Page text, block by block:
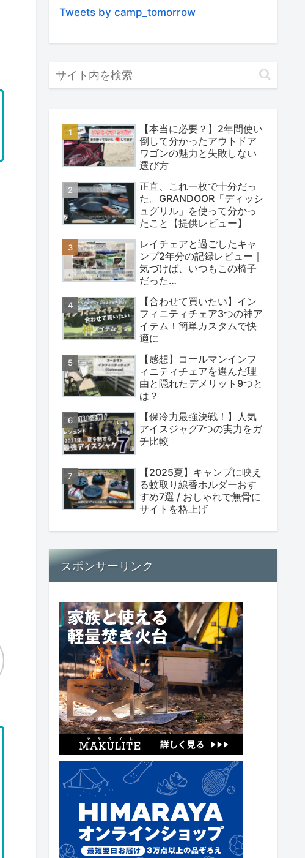
Tweets by camp_tomorrow
【本当に必要？】2年間使い
倒して分かったアウトドア
ワゴンの魅力と失敗しない
選び方
正直、これ一枚で十分だっ
た。GRANDOOR「ディッシ
ュグリル」を使って分かっ
たこと【提供レビュー】
レイチェアと過ごしたキャ
ンプ2年分の記録レビュー｜
気づけば、いつもこの椅子
だった…
【合わせて買いたい】イン
フィニティチェア3つの神ア
イテム！簡単カスタムで快
適に
【感想】コールマンインフ
ィニティチェアを選んだ理
由と隠れたデメリット9つと
は？
【保冷力最強決戦！】人気
アイスジャグ7つの実力をガ
チ比較
【2025夏】キャンプに映え
る蚊取り線香ホルダーおす
すめ7選 / おしゃれで無骨に
サイトを格上げ
スポンサーリンク